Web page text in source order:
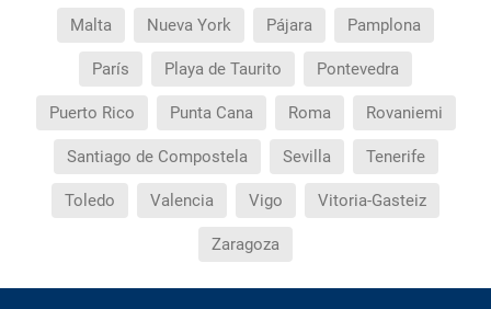
Malta Nueva York Pájara Pamplona
París Playa de Taurito Pontevedra
Puerto Rico Punta Cana Roma Rovaniemi
Santiago de Compostela Sevilla Tenerife
Toledo Valencia Vigo Vitoria-Gasteiz
Zaragoza